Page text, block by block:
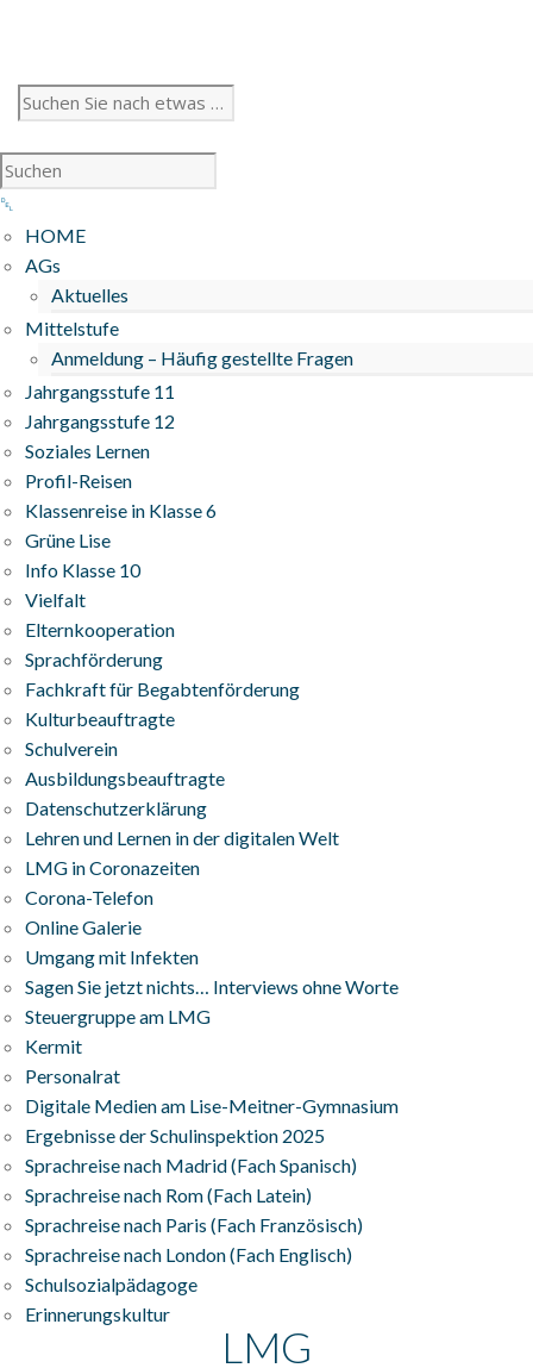
HOME
AGs
Aktuelles
Mittelstufe
Anmeldung – Häufig gestellte Fragen
Jahrgangsstufe 11
Jahrgangsstufe 12
Soziales Lernen
Profil-Reisen
Klassenreise in Klasse 6
Grüne Lise
Info Klasse 10
Vielfalt
Elternkooperation
Sprachförderung
Fachkraft für Begabtenförderung
Kulturbeauftragte
Schulverein
Ausbildungsbeauftragte
Datenschutzerklärung
Lehren und Lernen in der digitalen Welt
LMG in Coronazeiten
Corona-Telefon
Online Galerie
Umgang mit Infekten
Sagen Sie jetzt nichts… Interviews ohne Worte
Steuergruppe am LMG
Kermit
Personalrat
Digitale Medien am Lise-Meitner-Gymnasium
Ergebnisse der Schulinspektion 2025
Sprachreise nach Madrid (Fach Spanisch)
Sprachreise nach Rom (Fach Latein)
Sprachreise nach Paris (Fach Französisch)
Sprachreise nach London (Fach Englisch)
Schulsozialpädagoge
Erinnerungskultur
LMG